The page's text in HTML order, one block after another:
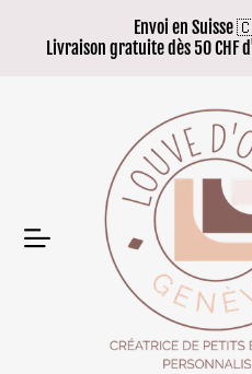
Envoi en
Livraison gratuite dès 50 CHF